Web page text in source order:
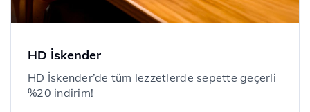
HD İskender
​​HD İskender’de tüm lezzetlerde sepette geçerli
%20 indirim!